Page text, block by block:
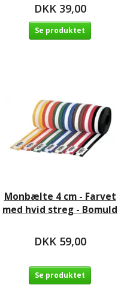
DKK 39,00
Se produktet
Monbælte 4 cm - Farvet
med hvid streg - Bomuld
DKK 59,00
Se produktet